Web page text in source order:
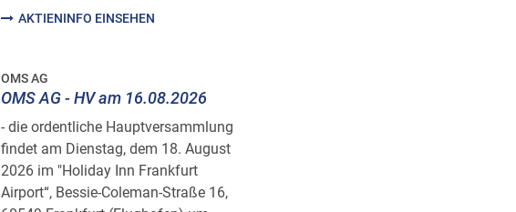
AKTIENINFO EINSEHEN
OMS AG
OMS AG - HV am 16.08.2026
- die ordentliche Hauptversammlung
findet am Dienstag, dem 18. August
2026 im "Holiday Inn Frankfurt
Airport“, Bessie-Coleman-Straße 16,